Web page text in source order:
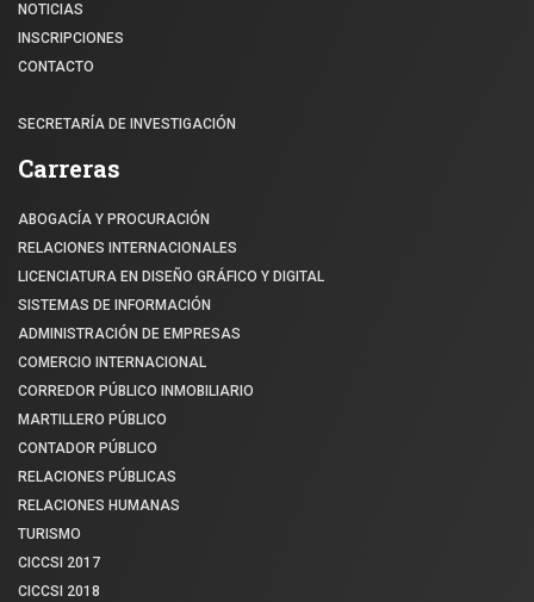
NOTICIAS
INSCRIPCIONES
CONTACTO
SECRETARÍA DE INVESTIGACIÓN
Carreras
ABOGACÍA Y PROCURACIÓN
RELACIONES INTERNACIONALES
LICENCIATURA EN DISEÑO GRÁFICO Y DIGITAL
SISTEMAS DE INFORMACIÓN
ADMINISTRACIÓN DE EMPRESAS
COMERCIO INTERNACIONAL
CORREDOR PÚBLICO INMOBILIARIO
MARTILLERO PÚBLICO
CONTADOR PÚBLICO
RELACIONES PÚBLICAS
RELACIONES HUMANAS
TURISMO
CICCSI 2017
CICCSI 2018